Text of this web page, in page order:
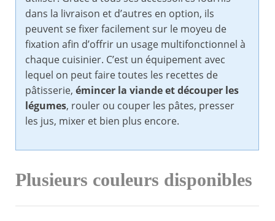
dans la livraison et d’autres en option, ils
peuvent se fixer facilement sur le moyeu de
fixation afin d’offrir un usage multifonctionnel à
chaque cuisinier. C’est un équipement avec
lequel on peut faire toutes les recettes de
pâtisserie, émincer la viande et découper les
légumes, rouler ou couper les pâtes, presser
les jus, mixer et bien plus encore.
Plusieurs couleurs disponibles